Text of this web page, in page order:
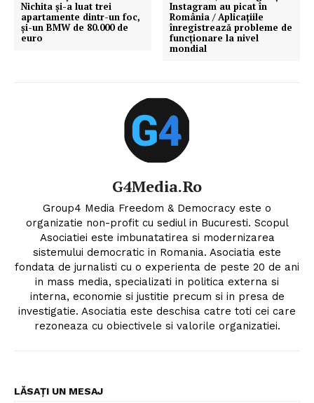
Nichita și-a luat trei
apartamente dintr-un foc,
și-un BMW de 80.000 de
euro
Instagram au picat în
România / Aplicațiile
înregistrează probleme de
funcționare la nivel
mondial
G4Media.ro
Group4 Media Freedom & Democracy este o
organizatie non-profit cu sediul in Bucuresti. Scopul
Asociatiei este imbunatatirea si modernizarea
sistemului democratic in Romania. Asociatia este
fondata de jurnalisti cu o experienta de peste 20 de ani
in mass media, specializati in politica externa si
interna, economie si justitie precum si in presa de
investigatie. Asociatia este deschisa catre toti cei care
rezoneaza cu obiectivele si valorile organizatiei.
LĂSAȚI UN MESAJ